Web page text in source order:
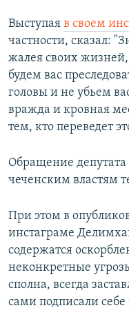
Выступая в своем
частности, сказал:
жалея своих
будем вас
головы и не убьем
вражда и кровная
тем, кто переведет
Обращение
чеченским властям
При этом в
инстаграме
содержатся
неконкретные
сполна, всегда
сами подписали